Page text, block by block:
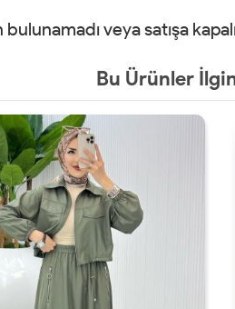
bulunamadı veya satışa
Bu Ürünler